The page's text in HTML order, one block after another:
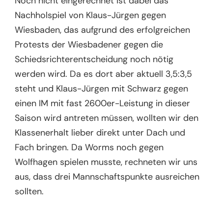
Nachholspiel von Klaus-Jürgen gegen
Wiesbaden, das aufgrund des erfolgreichen
Protests der Wiesbadener gegen die
Schiedsrichterentscheidung noch nötig
werden wird. Da es dort aber aktuell 3,5:3,5
steht und Klaus-Jürgen mit Schwarz gegen
einen IM mit fast 2600er-Leistung in dieser
Saison wird antreten müssen, wollten wir den
Klassenerhalt lieber direkt unter Dach und
Fach bringen. Da Worms noch gegen
Wolfhagen spielen musste, rechneten wir uns
aus, dass drei Mannschaftspunkte ausreichen
sollten.